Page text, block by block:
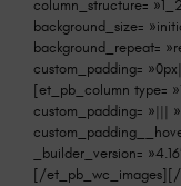
column_structure=
background_size=
background_repeat=
custom_padding=
[et_pb_column type=
custom_padding= »|||
_builder_version=
[/et_pb_wc_images][/